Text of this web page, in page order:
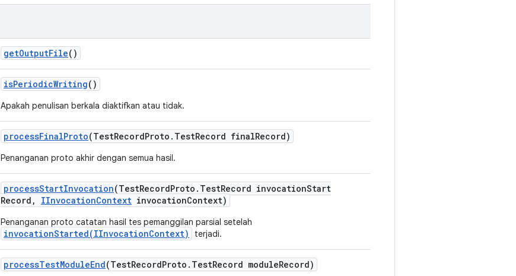
getOutputFile()
isPeriodicWriting()
Apakah penulisan berkala diaktifkan atau tidak.
processFinalProto(TestRecordProto . TestRecord finalRecord)
Penanganan proto akhir dengan semua hasil.
processStartInvocation(TestRecordProto . TestRecord invocationStart
Record , IInvocationContext invocationContext)
Penanganan proto catatan hasil tes pemanggilan parsial setelah
invocationStarted(IInvocationContext) terjadi.
processTestModuleEnd(TestRecordProto . TestRecord moduleRecord)